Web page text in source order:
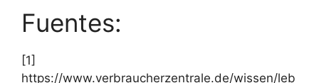
Fuentes:
[1]
https://www.verbraucherzentrale.de/wissen/leb